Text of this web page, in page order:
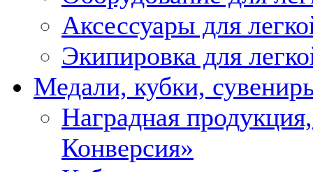
Аксессуары для
Экипировка для
Медали, кубки,
Наградная
Конверсия»